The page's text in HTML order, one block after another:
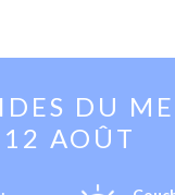
DU
12 AOÛT